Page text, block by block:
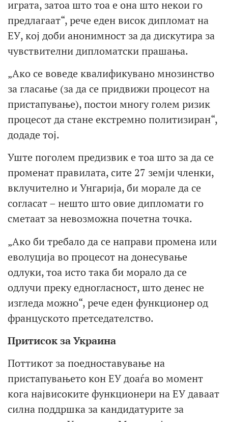
играта, затоа што тоа е она што некои го
предлагаат“, рече еден висок дипломат на
ЕУ, кој доби анонимност за да дискутира за
чувствителни дипломатски прашања.
„Ако се воведе квалификувано мнозинство
за гласање (за да се придвижи процесот на
пристапување), постои многу голем ризик
процесот да стане екстремно политизиран“,
додаде тој.
Уште поголем предизвик е тоа што за да се
променат правилата, сите 27 земји членки,
вклучително и Унгарија, би морале да се
согласат – нешто што овие дипломати го
сметаат за невозможна почетна точка.
„Ако би требало да се направи промена или
еволуција во процесот на донесување
одлуки, тоа исто така би морало да се
одлучи преку едногласност, што денес не
изгледа можно“, рече еден функционер од
француското претседателство.
Притисок за Украина
Поттикот за поедноставување на
пристапувањето кон ЕУ доаѓа во момент
кога највисоките функционери на ЕУ даваат
силна поддршка за кандидатурите за